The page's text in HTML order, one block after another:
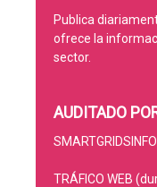
Publica
ofrece la
sector.
AUDITADO
TRÁFICO WEB